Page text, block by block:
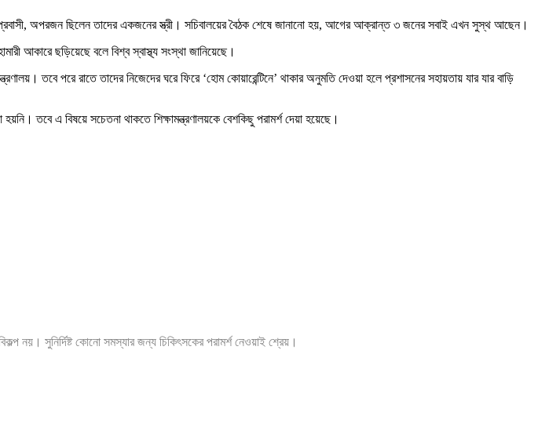
অপরজন ছিলেন তাদের একজনের স্ত্রী। সচিবালয়ের বৈঠক শেষে জানানো হয়, আগের আক্রান্ত ৩ জনের সবাই এখন সুস্থ আছেন।
আকারে ছড়িয়েছে বলে বিশ্ব স্বাস্থ্য সংস্থা জানিয়েছে।
তবে পরে রাতে তাদের নিজেদের ঘরে ফিরে ‘হোম কোয়ারেন্টিনে’ থাকার অনুমতি দেওয়া হলে প্রশাসনের সহায়তায় যার যার বাড়ি
তবে এ বিষয়ে সচেতনা থাকতে শিক্ষামন্ত্রণালয়কে বেশকিছু পরামর্শ দেয়া হয়েছে।
নয়। সুনির্দিষ্ট কোনো সমস্যার জন্য চিকিৎসকের পরামর্শ নেওয়াই শ্রেয়।